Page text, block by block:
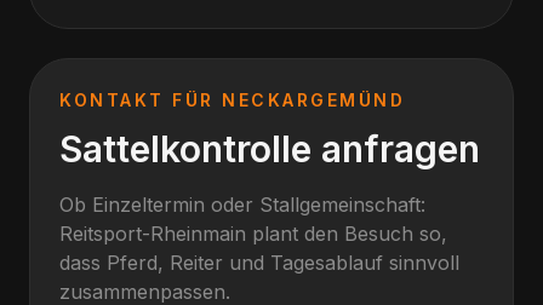
KONTAKT FÜR NECKARGEMÜND
Sattelkontrolle anfragen
Ob Einzeltermin oder Stallgemeinschaft:
Reitsport-Rheinmain plant den Besuch so,
dass Pferd, Reiter und Tagesablauf sinnvoll
zusammenpassen.